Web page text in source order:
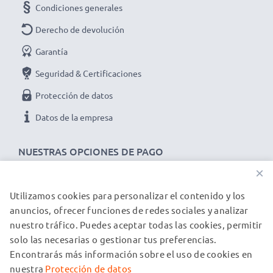
NUESTRAS OPCIONES DE PAGO
Condiciones generales
Derecho de devolución
Garantía
Seguridad & Certificaciones
Protección de datos
Datos de la empresa
NUESTROS PARTNERS DE ENVÍO
© subtel.es 2026
Todos los precios incluyen IVA y excluyen los costos de envío.
Tenga en cuenta que todas las marcas registradas que
×
Utilizamos cookies para personalizar el contenido y los
anuncios, ofrecer funciones de redes sociales y analizar
nuestro tráfico. Puedes aceptar todas las cookies, permitir
solo las necesarias o gestionar tus preferencias.
Encontrarás más información sobre el uso de cookies en
nuestra Protección de datos